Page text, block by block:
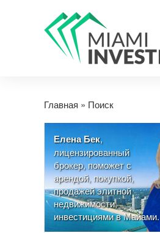
Главная » Поиск
Елена Бек,
лицензированный
брокер, поможет с
арендой, покупкой,
продажей элитной
недвижимости,
инвестициями в Майами.